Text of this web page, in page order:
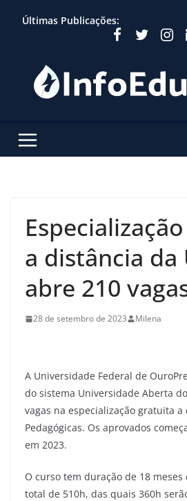
Últimas Publicações:
a distância da
abre 210
28 de setembro de 2023 Milena
A Universidade Federal de
do sistema Universidade Aberta
vagas na especialização gratuita
Pedagógicas. Os aprovados
em 2023.
O curso tem duração de 18
total de 510h, das quais 360h